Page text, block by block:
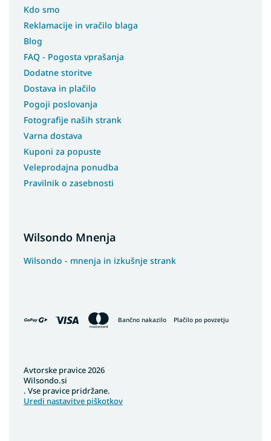
Kdo smo
Reklamacije in vračilo blaga
Blog
FAQ - Pogosta vprašanja
Dodatne storitve
Dostava in plačilo
Pogoji poslovanja
Fotografije naših strank
Varna dostava
Kuponi za popuste
Veleprodajna ponudba
Pravilnik o zasebnosti
Wilsondo Mnenja
Wilsondo - mnenja in izkušnje strank
Bančno nakazilo Plačilo po povzetju
Avtorske pravice 2026
Wilsondo.si
. Vse pravice pridržane.
Uredi nastavitve piškotkov